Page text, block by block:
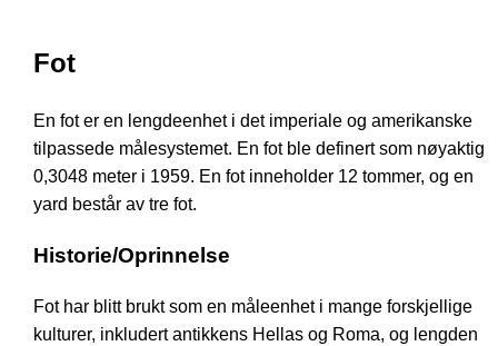
Fot
En fot er en lengdeenhet i det imperiale og amerikanske
tilpassede målesystemet. En fot ble definert som nøyaktig
0,3048 meter i 1959. En fot inneholder 12 tommer, og en
yard består av tre fot.
Historie/Oprinnelse
Fot har blitt brukt som en måleenhet i mange forskjellige
kulturer, inkludert antikkens Hellas og Roma, og lengden